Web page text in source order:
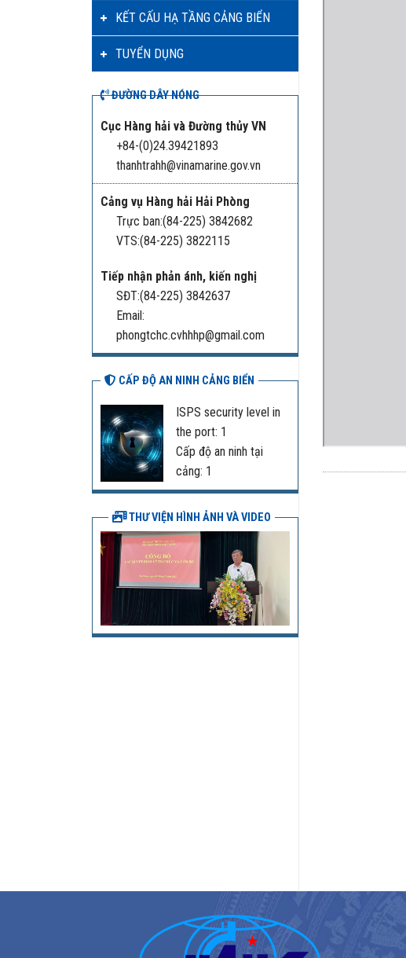
KẾT CẤU HẠ TẦNG CẢNG BIỂN
TUYỂN DỤNG
ĐƯỜNG DÂY NÓNG
Cục Hàng hải và Đường thủy VN
+84-(0)24.39421893
thanhtrahh@vinamarine.gov.vn
Cảng vụ Hàng hải Hải Phòng
Trực ban:(84-225) 3842682
VTS:(84-225) 3822115
Tiếp nhận phản ánh, kiến nghị
SĐT:(84-225) 3842637
Email:
phongtchc.cvhhhp@gmail.com
CẤP ĐỘ AN NINH CẢNG BIỂN
ISPS security level in
the port: 1
Cấp độ an ninh tại
cảng: 1
THƯ VIỆN HÌNH ẢNH VÀ VIDEO